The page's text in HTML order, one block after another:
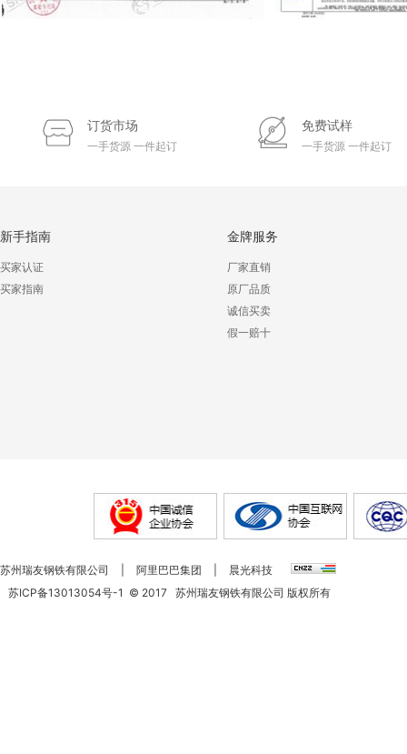
订货市场
一手货源 一件起订
免费试样
一手货源 一件起订
新手指南
买家认证
买家指南
金牌服务
厂家直销
原厂品质
诚信买卖
假一赔十
苏州瑞友钢铁有限公司 阿里巴巴集团
晨光科技
苏ICP备13013054号-1 © 2017 苏州瑞友钢铁有限公司 版权所有